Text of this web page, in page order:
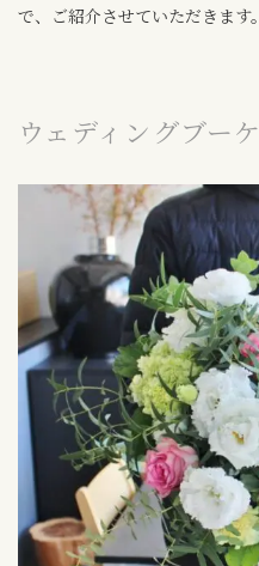
で、ご紹介させていただきます。
ウェディングブーケ